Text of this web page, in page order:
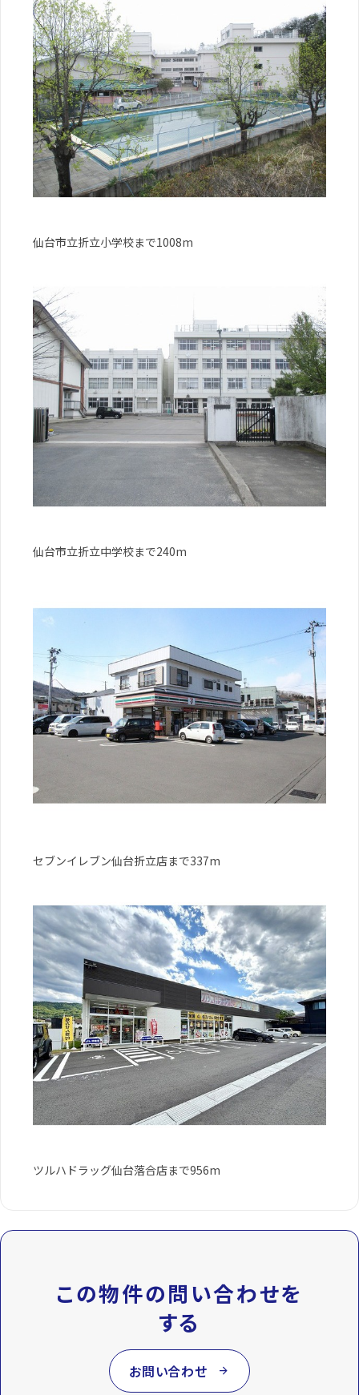
仙台市立折立小学校まで1008m
仙台市立折立中学校まで240m
セブンイレブン仙台折立店まで337m
ツルハドラッグ仙台落合店まで956m
この物件の問い合わせを
する
お問い合わせ arrow_forward